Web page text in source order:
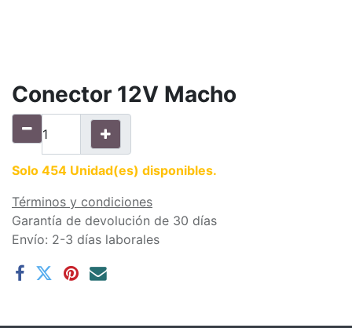
Conector 12V Macho
Solo 454 Unidad(es) disponibles.
Términos y condiciones
Garantía de devolución de 30 días
Envío: 2-3 días laborales